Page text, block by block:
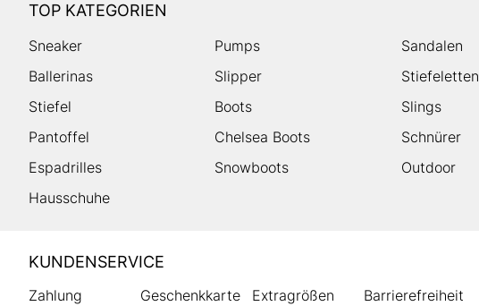
TOP KATEGORIEN
Sneaker Pumps
Sandalen
Ballerinas
Slipper
Stiefeletten
Stiefel
Boots
Slings
Pantoffel
Chelsea Boots
Schnürer
Espadrilles
Snowboots
Outdoor
Hausschuhe
HUMANIC
Footer
KUNDENSERVICE
Zahlung
Geschenkkarte
Extragrößen
Barrierefreiheit